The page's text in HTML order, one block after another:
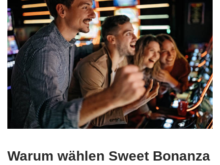
Warum wählen Sweet Bonanza